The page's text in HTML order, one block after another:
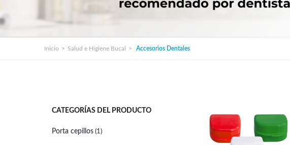
Inicio Salud e Higiene Bucal Accesorios Dentales
CATEGORÍAS DEL PRODUCTO
Porta cepillos (1)